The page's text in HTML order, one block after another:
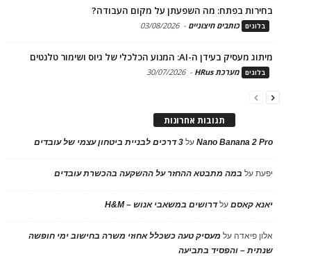
בחירות בפתח: מה השפעתן על מקום העבודה?
בלוגים כותבים חיצוניים -
03/08/2026
מיתוג מעסיק בעידן ה-AI: המנוע הכלכלי של גיוס ושימור טלנטים
בלוגים מערכת HRus -
30/07/2026
תגובות אחרונות
Nano Banana 2 Proעל 3 דרכים לבניית ביטחון עצמי של עובדים
יפעתעל במה מתבטא ההחזר על ההשקעה בהכשרת עובדים
יאנא קאסםעלדרושים במשאבי אנוש – H&M
אלון פיאדה על מעסיק טעה כשכלל אחוזי משרה בחישוב ימי חופשה
שנתית – והפסיד בתביעה